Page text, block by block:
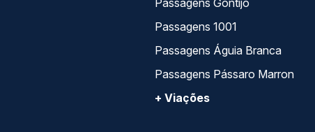
Passagens Gontijo
Passagens 1001
Passagens Águia Branca
Passagens Pássaro Marron
+ Viações